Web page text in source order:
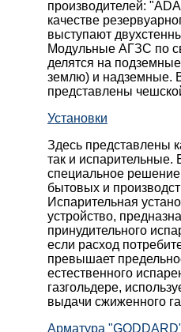
производителей:
качестве
выступают
Модульные АГЗС по
делятся на
землю) и надземные.
представлены
Установки
Здесь представлены
так и испарительные.
специальное
бытовых и
Испарительная
устройство,
принудительного
если расход
превышает
естественного
газгольдере,
выдачи сжиженного
Арматура